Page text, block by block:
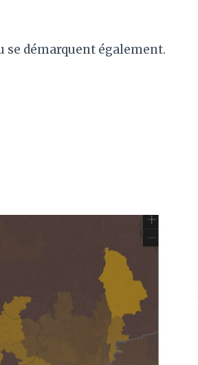
se démarquent également.